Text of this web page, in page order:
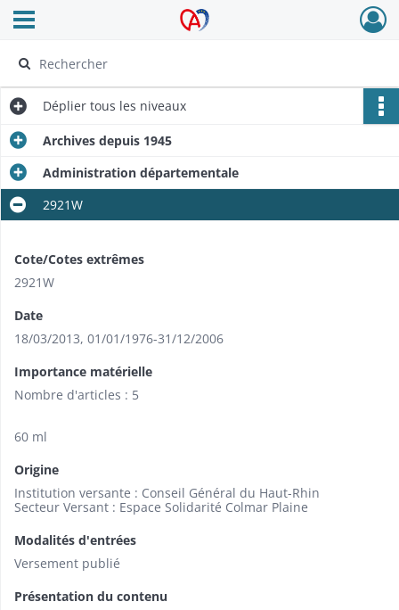
Archives Alsace - Colmar
Ouvrir le menu déroulant
Déplier tous les niveaux
Archives depuis 1945
Administration départementale
2921W
Cote/Cotes extrêmes
2921W
Date
18/03/2013, 01/01/1976-31/12/2006
Importance matérielle
Nombre d'articles : 5
60 ml
Origine
Institution versante : Conseil Général du Haut-Rhin
Secteur Versant : Espace Solidarité Colmar Plaine
Modalités d'entrées
Versement publié
Présentation du contenu